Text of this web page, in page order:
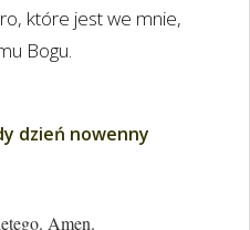
które jest we mnie,
Bogu.
dzień nowenny
Amen.